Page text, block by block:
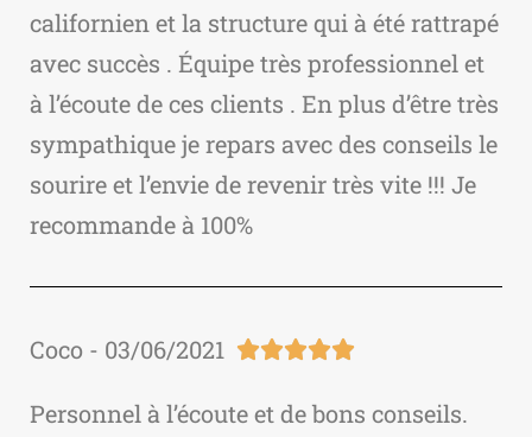
californien et la structure qui à été rattrapé
avec succès . Équipe très professionnel et
à l’écoute de ces clients . En plus d’être très
sympathique je repars avec des conseils le
sourire et l’envie de revenir très vite !!! Je
recommande à 100%
Coco - 03/06/2021 
Personnel à l’écoute et de bons conseils.